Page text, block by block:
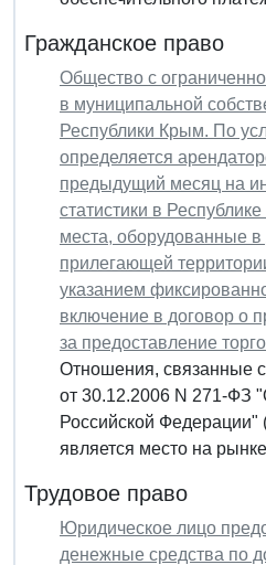
Гражданское право
Общество с
в муниципальной
Республики Крым. По
определяется
предыдущий месяц на
статистики в
места, оборудованные
прилегающей
указанием
включение в договор о
за предоставление
Отношения, связанные
от 30.12.2006 N 271-ФЗ
Российской Федерации"
является место на
Трудовое право
Юридическое лицо
денежные средства по